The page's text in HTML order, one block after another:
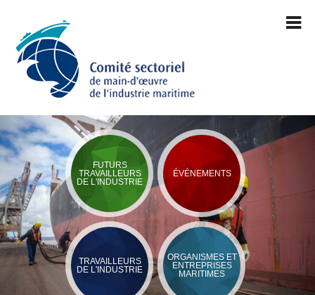
FUTURS
TRAVAILLEURS
DE L'INDUSTRIE
ÉVÉNEMENTS
TRAVAILLEURS
DE L'INDUSTRIE
ORGANISMES ET
ENTREPRISES
MARITIMES